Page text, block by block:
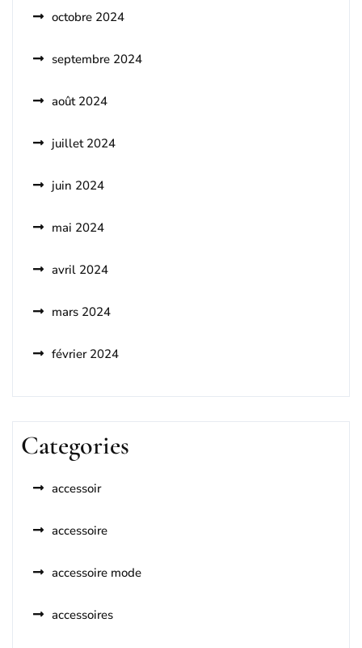
octobre 2024
septembre 2024
août 2024
juillet 2024
juin 2024
mai 2024
avril 2024
mars 2024
février 2024
Categories
accessoir
accessoire
accessoire mode
accessoires